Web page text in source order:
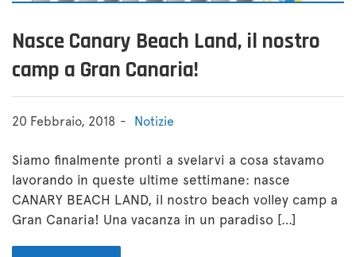
Nasce Canary Beach Land, il nostro
camp a Gran Canaria!
20 Febbraio, 2018 Notizie
Siamo finalmente pronti a svelarvi a cosa stavamo
lavorando in queste ultime settimane: nasce
CANARY BEACH LAND, il nostro beach volley camp a
Gran Canaria! Una vacanza in un paradiso […]